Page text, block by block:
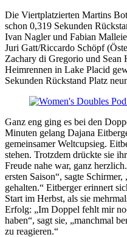
Die Viertplatzierten Martins
schon 0,319 Sekunden
Ivan Nagler und Fabian
Juri Gatt/Riccardo Schöpf
Zachary di Gregorio und Sean
Heimrennen in Lake Placid
Sekunden Rückstand Platz
Ganz eng ging es bei den
Minuten gelang Dajana
gemeinsamer Weltcupsieg.
stehen. Trotzdem drückte sie
Freude nahe war, ganz
ersten Saison“, sagte
gehalten.“ Eitberger erinnert
Start im Herbst, als sie
Erfolg: „Im Doppel fehlt mir
haben“, sagt sie, „manchmal
zu reagieren.“